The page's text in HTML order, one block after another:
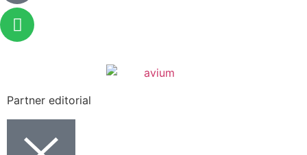
Partner editorial